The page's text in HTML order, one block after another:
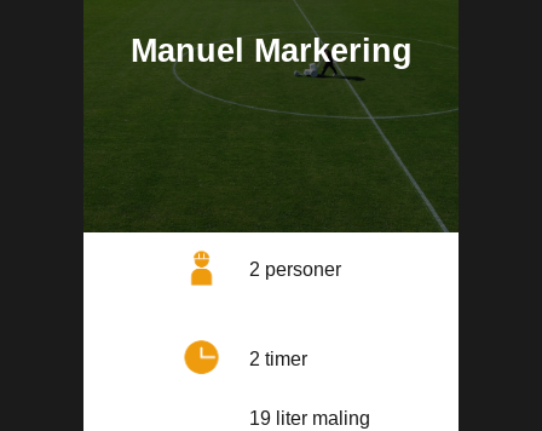
Manuel Markering
2 personer
2 timer
19 liter maling